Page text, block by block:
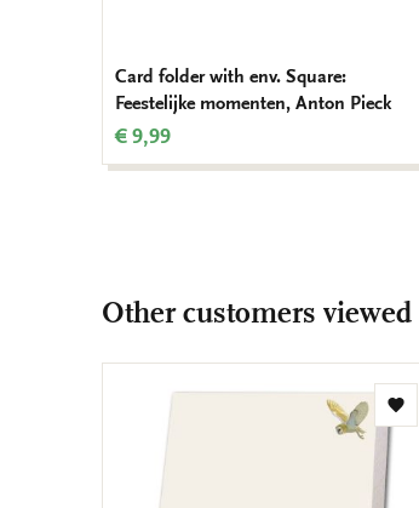
Card folder with env. Square:
Feestelijke momenten, Anton Pieck
€ 9,99
Other customers viewed
Add